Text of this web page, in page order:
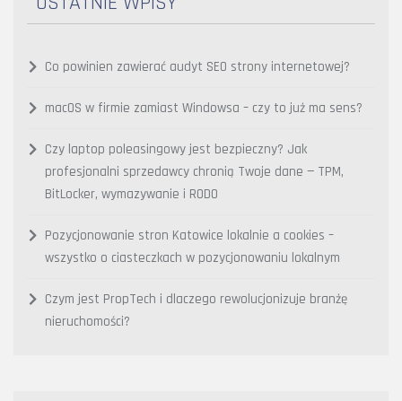
Co powinien zawierać audyt SEO strony internetowej?
macOS w firmie zamiast Windowsa – czy to już ma sens?
Czy laptop poleasingowy jest bezpieczny? Jak
profesjonalni sprzedawcy chronią Twoje dane — TPM,
BitLocker, wymazywanie i RODO
Pozycjonowanie stron Katowice lokalnie a cookies –
wszystko o ciasteczkach w pozycjonowaniu lokalnym
Czym jest PropTech i dlaczego rewolucjonizuje branżę
nieruchomości?